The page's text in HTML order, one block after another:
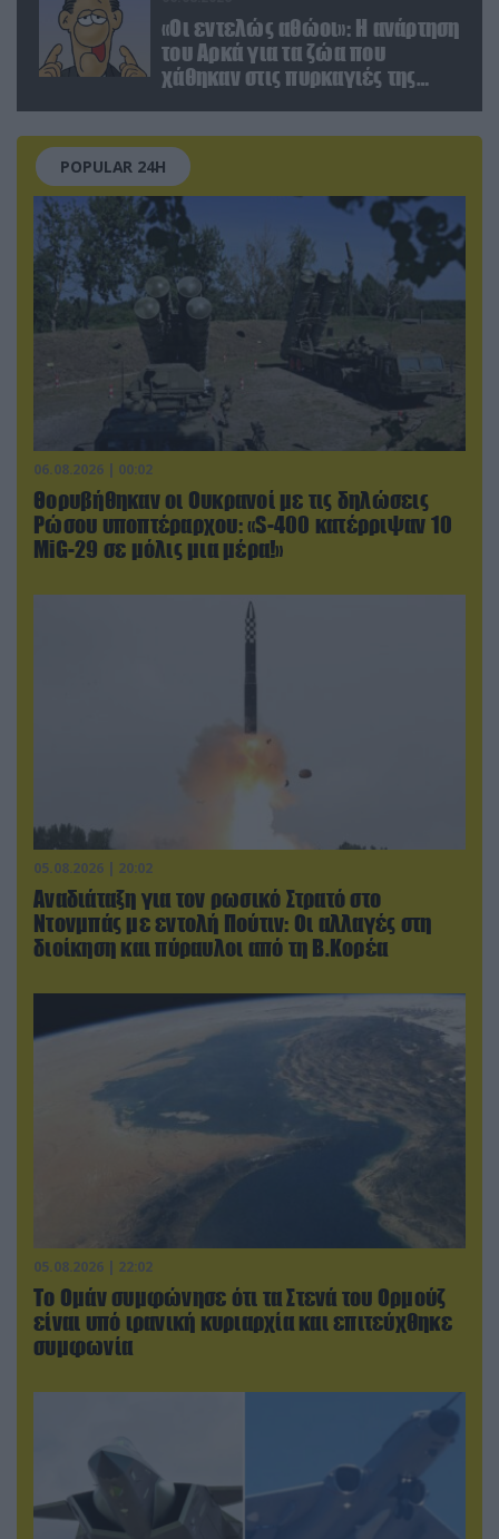
«Οι εντελώς αθώοι»: Η ανάρτηση
του Αρκά για τα ζώα που
χάθηκαν στις πυρκαγιές της
POPULAR 24H
06.08.2026 | 00:02
Θορυβήθηκαν οι Ουκρανοί με τις δηλώσεις
Ρώσου υποπτέραρχου: «S-400 κατέρριψαν 10
MiG-29 σε μόλις μια μέρα!»
05.08.2026 | 20:02
Αναδιάταξη για τον ρωσικό Στρατό στο
Ντονμπάς με εντολή Πούτιν: Οι αλλαγές στη
διοίκηση και πύραυλοι από τη Β.Κορέα
05.08.2026 | 22:02
Το Ομάν συμφώνησε ότι τα Στενά του Ορμούζ
είναι υπό ιρανική κυριαρχία και επιτεύχθηκε
συμφωνία